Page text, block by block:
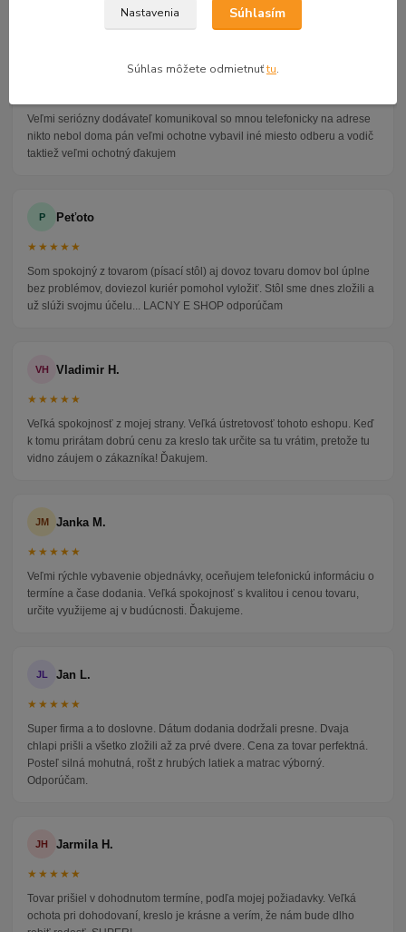
47 recenzií · Google
Veľmi seriózny dodávateľ komunikoval so mnou telefonicky na adrese
nikto nebol doma pán veľmi ochotne vybavil iné miesto odberu a vodič
taktiež veľmi ochotný ďakujem
P Peťoto
★★★★★
Som spokojný z tovarom (písací stôl) aj dovoz tovaru domov bol úplne
bez problémov, doviezol kuriér pomohol vyložiť. Stôl sme dnes zložili a
už slúži svojmu účelu... LACNY E SHOP odporúčam
VH Vladimir H.
★★★★★
Veľká spokojnosť z mojej strany. Veľká ústretovosť tohoto eshopu. Keď
k tomu prirátam dobrú cenu za kreslo tak určite sa tu vrátim, pretože tu
vidno záujem o zákazníka! Ďakujem.
JM Janka M.
★★★★★
Veľmi rýchle vybavenie objednávky, oceňujem telefonickú informáciu o
termíne a čase dodania. Veľká spokojnosť s kvalitou i cenou tovaru,
určite využijeme aj v budúcnosti. Ďakujeme.
JL Jan L.
★★★★★
Super firma a to doslovne. Dátum dodania dodržali presne. Dvaja
chlapi prišli a všetko zložili až za prvé dvere. Cena za tovar perfektná.
Posteľ silná mohutná, rošt z hrubých latiek a matrac výborný.
Odporúčam.
JH Jarmila H.
★★★★★
Tovar prišiel v dohodnutom termíne, podľa mojej požiadavky. Veľká
ochota pri dohodovaní, kreslo je krásne a verím, že nám bude dlho
Nastavenia Súhlasím
Súhlas môžete odmietnuťtu.